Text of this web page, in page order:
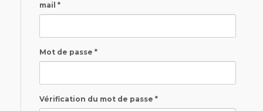
mail *
Mot de passe *
Vérification du mot de passe *